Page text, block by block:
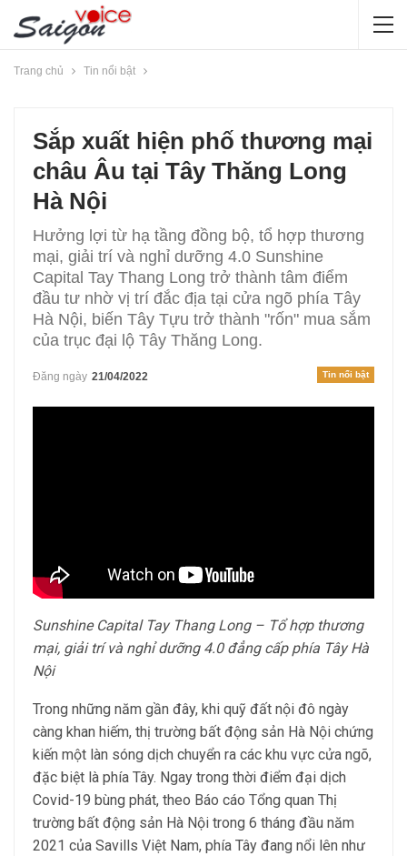
Trang chủ Tin nổi bật
Sắp xuất hiện phố thương mại
châu Âu tại Tây Thăng Long
Hà Nội
Hưởng lợi từ hạ tầng đồng bộ, tổ hợp thương
mại, giải trí và nghỉ dưỡng 4.0 Sunshine
Capital Tay Thang Long trở thành tâm điểm
đầu tư nhờ vị trí đắc địa tại cửa ngõ phía Tây
Hà Nội, biến Tây Tựu trở thành "rốn" mua sắm
của trục đại lộ Tây Thăng Long.
Tin nổi bật
Đăng ngày 21/04/2022
Sunshine Capital Tay Thang Long – Tổ hợp thương
mại, giải trí và nghỉ dưỡng 4.0 đẳng cấp phía Tây Hà
Nội
Trong những năm gần đây, khi quỹ đất nội đô ngày
càng khan hiếm, thị trường bất động sản Hà Nội chứng
kiến một làn sóng dịch chuyển ra các khu vực cửa ngõ,
đặc biệt là phía Tây. Ngay trong thời điểm đại dịch
Covid-19 bùng phát, theo Báo cáo Tổng quan Thị
trường bất động sản Hà Nội trong 6 tháng đầu năm
2021 của Savills Việt Nam, phía Tây đang nổi lên như